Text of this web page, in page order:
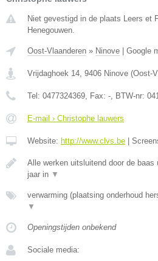
Niet gevestigd in de plaats Leers et
Henegouwen.
Oost-Vlaanderen » Ninove Google
Vrijdaghoek 14, 9406 Ninove (Oost-
Tel: 0477324369, Fax: -, BTW-nr:
E-mail › Christophe lauwers
Website: http://www.clvs.be
Alle werken uitsluitend door de
jaar in ▼
verwarming (plaatsing onderhoud
▼
Openingstijden onbekend
Sociale media: